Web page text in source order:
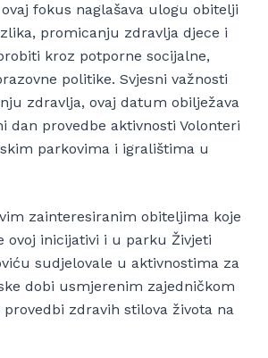
fokus naglašava ulogu obitelji
promicanju zdravlja djece i
kroz potporne socijalne,
politike. Svjesni važnosti
zdravlja, ovaj datum obilježava
dan provedbe aktivnosti Volonteri
parkovima i igralištima u
zainteresiranim obiteljima koje
ovoj inicijativi i u parku Živjeti
sudjelovale u aktivnostima za
dobi usmjerenim zajedničkom
zdravih stilova života na